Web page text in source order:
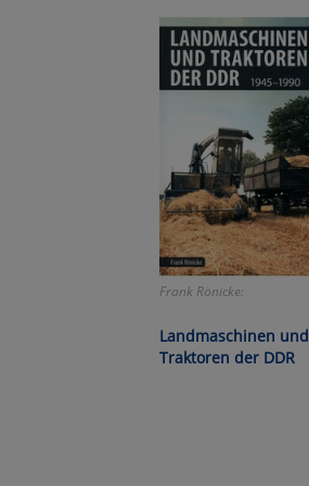
Frank Rönicke:
Landmaschinen und
Traktoren der DDR